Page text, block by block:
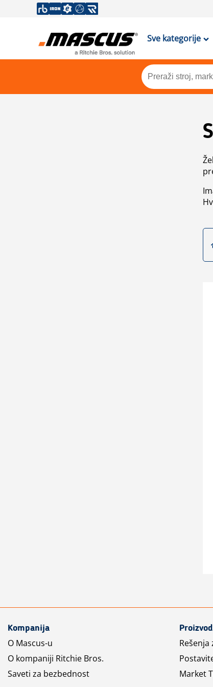
Sve kategorije
Kompanija
O Mascus-u
O kompaniji Ritchie Bros.
Saveti za bezbednost
Market